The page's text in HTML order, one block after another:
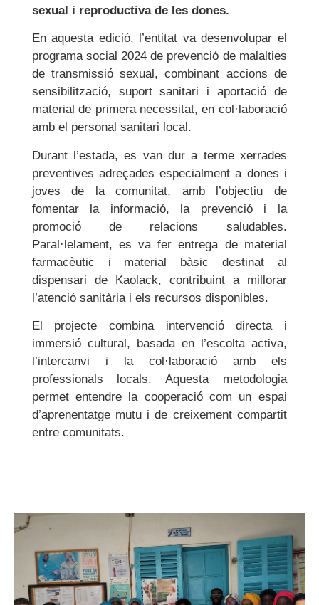
sexual i reproductiva de les dones.
En aquesta edició, l’entitat va desenvolupar el
programa social 2024 de prevenció de malalties
de transmissió sexual, combinant accions de
sensibilització, suport sanitari i aportació de
material de primera necessitat, en col·laboració
amb el personal sanitari local.
Durant l’estada, es van dur a terme xerrades
preventives adreçades especialment a dones i
joves de la comunitat, amb l’objectiu de
fomentar la informació, la prevenció i la
promoció de relacions saludables.
Paral·lelament, es va fer entrega de material
farmacèutic i material bàsic destinat al
dispensari de Kaolack, contribuint a millorar
l’atenció sanitària i els recursos disponibles.
El projecte combina intervenció directa i
immersió cultural, basada en l’escolta activa,
l’intercanvi i la col·laboració amb els
professionals locals. Aquesta metodologia
permet entendre la cooperació com un espai
d’aprenentatge mutu i de creixement compartit
entre comunitats.